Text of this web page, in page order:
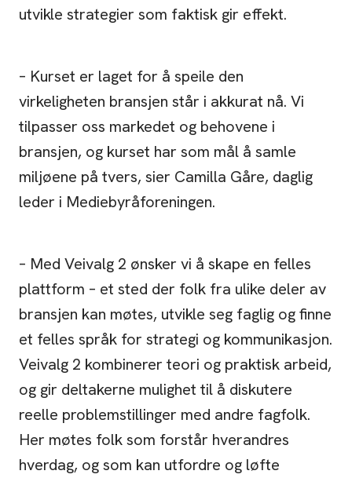
utvikle strategier som faktisk gir effekt.
– Kurset er laget for å speile den
virkeligheten bransjen står i akkurat nå. Vi
tilpasser oss markedet og behovene i
bransjen, og kurset har som mål å samle
miljøene på tvers, sier Camilla Gåre, daglig
leder i Mediebyråforeningen.
– Med Veivalg 2 ønsker vi å skape en felles
plattform – et sted der folk fra ulike deler av
bransjen kan møtes, utvikle seg faglig og finne
et felles språk for strategi og kommunikasjon.
Veivalg 2 kombinerer teori og praktisk arbeid,
og gir deltakerne mulighet til å diskutere
reelle problemstillinger med andre fagfolk.
Her møtes folk som forstår hverandres
hverdag, og som kan utfordre og løfte